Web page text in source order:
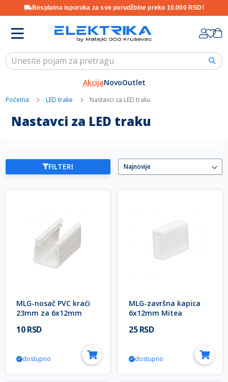
Besplatna isporuka za sve porudžbine preko 10.000 RSD!
Content
AkcijaNovoOutlet
Početna LED trake Nastavci za LED traku
Nastavci za LED traku
FILTERI
MLG-nosač PVC kraći
23mm za 6x12mm
10 RSD
dostupno
MLG-završna kapica
6x12mm Mitea
25 RSD
dostupno